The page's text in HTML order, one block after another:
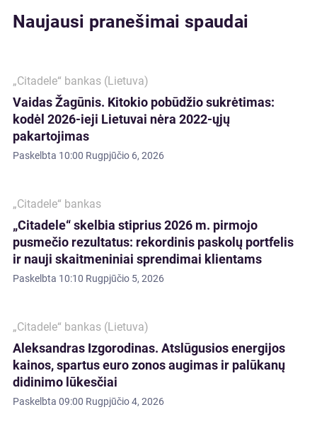
Naujausi pranešimai spaudai
„Citadele“ bankas (Lietuva)
Vaidas Žagūnis. Kitokio pobūdžio sukrėtimas:
kodėl 2026-ieji Lietuvai nėra 2022-ųjų
pakartojimas
Paskelbta 10:00 Rugpjūčio 6, 2026
„Citadele“ bankas
„Citadele“ skelbia stiprius 2026 m. pirmojo
pusmečio rezultatus: rekordinis paskolų portfelis
ir nauji skaitmeniniai sprendimai klientams
Paskelbta 10:10 Rugpjūčio 5, 2026
„Citadele“ bankas (Lietuva)
Aleksandras Izgorodinas. Atslūgusios energijos
kainos, spartus euro zonos augimas ir palūkanų
didinimo lūkesčiai
Paskelbta 09:00 Rugpjūčio 4, 2026